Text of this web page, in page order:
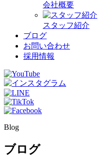
会社概要
スタッフ紹介
ブログ
お問い合わせ
採用情報
Blog
ブログ